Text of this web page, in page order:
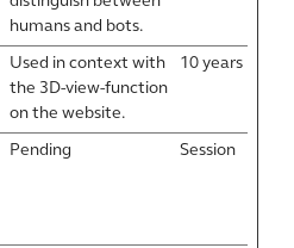
humans and bots.
Used in context with
the 3D-view-function
on the website.
10 years
Pending Session